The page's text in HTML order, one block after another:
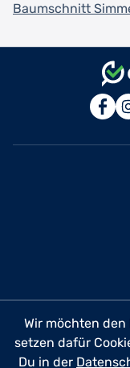
Baumschnitt
Wir möchten
setzen dafür
Du in der